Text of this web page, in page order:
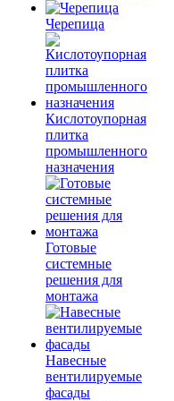
Черепица
Кислотоупорная
плитка
промышленного
назначения
Готовые
системные
решения для
монтажа
Навесные
вентилируемые
фасады